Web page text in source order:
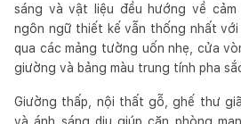
sáng và vật liệu đều hướng về cảm
ngôn ngữ thiết kế vẫn thống nhất với
qua các mảng tường uốn nhẹ, cửa
giường và bảng màu trung tính pha
Giường thấp, nội thất gỗ, ghế thư